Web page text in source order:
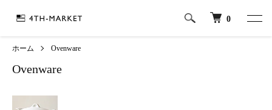
0
ホーム Ovenware
Ovenware
グループ一覧